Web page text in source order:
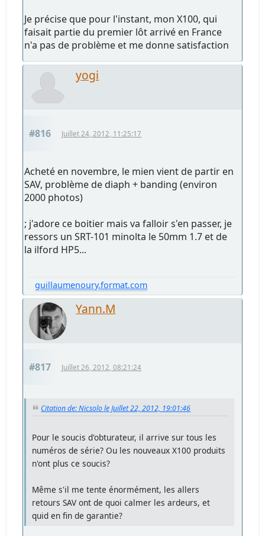
Je précise que pour l'instant, mon X100, qui
faisait partie du premier lôt arrivé en France
n'a pas de problème et me donne satisfaction
yogi
#816 Juillet 24, 2012, 11:25:17
Acheté en novembre, le mien vient de partir en
SAV, problème de diaph + banding (environ
2000 photos)
; j'adore ce boitier mais va falloir s'en passer, je
ressors un SRT-101 minolta le 50mm 1.7 et de
la ilford HP5...
guillaumenoury.format.com
Yann.M
#817 Juillet 26, 2012, 08:21:24
Citation de: Nicsolo le Juillet 22, 2012, 19:01:46
Pour le soucis d'obturateur, il arrive sur tous les
numéros de série? Ou les nouveaux X100 produits
n'ont plus ce soucis?
Même s'il me tente énormément, les allers
retours SAV ont de quoi calmer les ardeurs, et
quid en fin de garantie?